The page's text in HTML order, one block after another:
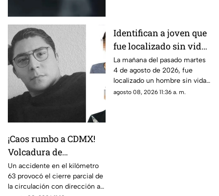
Identifican a joven que
fue localizado sin vida
en Jiutepec; su
hermana y cuñado
serían los presuntos
responsables del
La mañana del pasado martes
4 de agosto de 2026, fue
localizado un hombre sin vida
en Jiutepec. La víctima fue
agosto 08, 2026 11:36 a. m.
¡Caos rumbo a CDMX!
Volcadura de
camioneta provoca
cierre parcial en la
México-Cuernavaca
Un accidente en el kilómetro
63 provocó el cierre parcial de
la circulación con dirección a